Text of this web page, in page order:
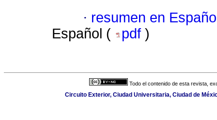
· resumen en
Español (
pdf )
Todo el contenido de esta revista,
Circuito Exterior, Ciudad Universitaria, Ciudad de